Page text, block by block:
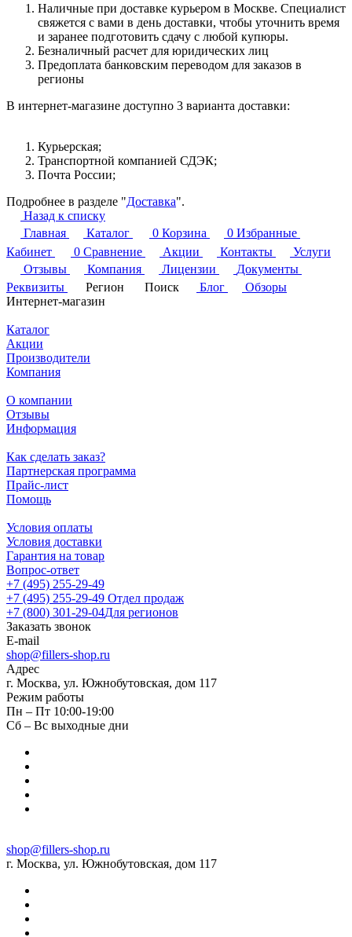
Наличные при доставке курьером в Москве. Специалист
свяжется с вами в день доставки, чтобы уточнить время
и заранее подготовить сдачу с любой купюры.
Безналичный расчет для юридических лиц
Предоплата банковским переводом для заказов в
регионы
В интернет-магазине доступно 3 варианта доставки:
Курьерская;
Транспортной компанией СДЭК;
Почта России;
Подробнее в разделе "Доставка".
Назад к списку
Главная
Каталог 0 Корзина 0 Избранные
Кабинет
0 Сравнение Акции Контакты
Услуги
Отзывы
Компания Лицензии
Документы
Реквизиты
Регион Поиск Блог
Обзоры
Интернет-магазин
Каталог
Акции
Производители
Компания
О компании
Отзывы
Информация
Как сделать заказ?
Партнерская программа
Прайс-лист
Помощь
Условия оплаты
Условия доставки
Гарантия на товар
Вопрос-ответ
+7 (495) 255-29-49
+7 (495) 255-29-49 Отдел продаж
+7 (800) 301-29-04Для регионов
Заказать звонок
E-mail
shop@fillers-shop.ru
Адрес
г. Москва, ул. Южнобутовская, дом 117
Режим работы
Пн – Пт 10:00-19:00
Сб – Вс выходные дни
shop@fillers-shop.ru
г. Москва, ул. Южнобутовская, дом 117